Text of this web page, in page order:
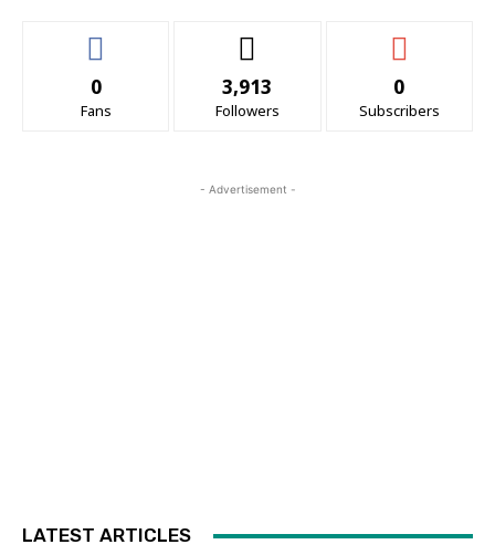
0
Fans
3,913
Followers
0
Subscribers
- Advertisement -
LATEST ARTICLES